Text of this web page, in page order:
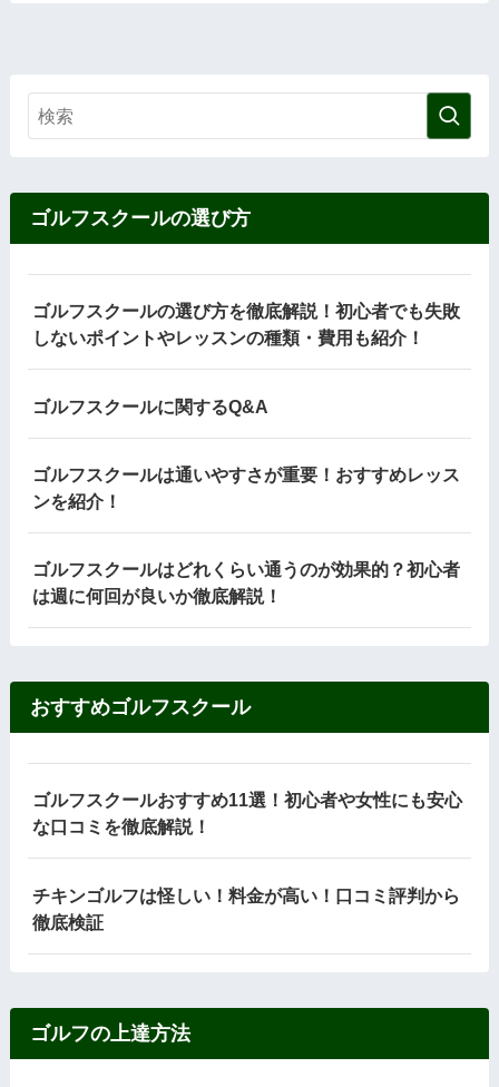
ゴルフスクールの選び方
ゴルフスクールの選び方を徹底解説！初心者でも失敗
しないポイントやレッスンの種類・費用も紹介！
ゴルフスクールに関するQ&A
ゴルフスクールは通いやすさが重要！おすすめレッス
ンを紹介！
ゴルフスクールはどれくらい通うのが効果的？初心者
は週に何回が良いか徹底解説！
おすすめゴルフスクール
ゴルフスクールおすすめ11選！初心者や女性にも安心
な口コミを徹底解説！
チキンゴルフは怪しい！料金が高い！口コミ評判から
徹底検証
ゴルフの上達方法